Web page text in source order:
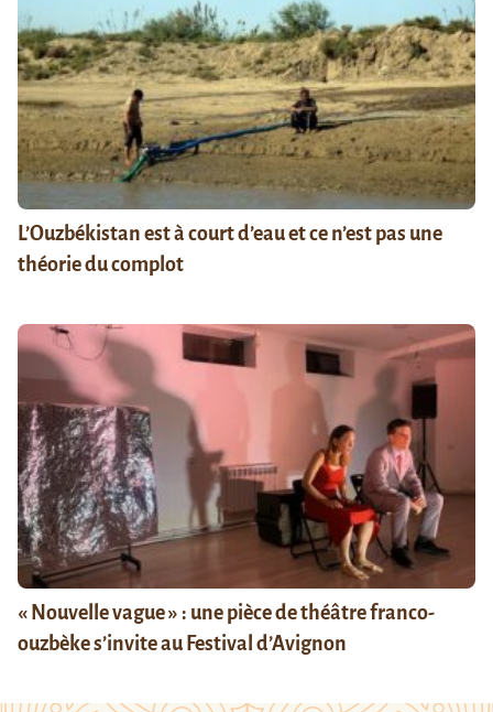
L’Ouzbékistan est à court d’eau et ce n’est pas une
théorie du complot
« Nouvelle vague » : une pièce de théâtre franco-
ouzbèke s’invite au Festival d’Avignon